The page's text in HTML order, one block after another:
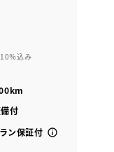
％込み
付
ン保証付